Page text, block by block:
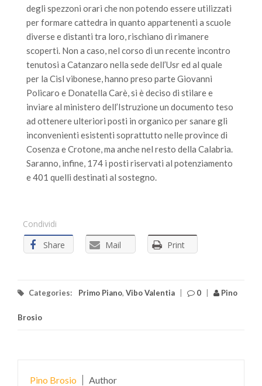
degli spezzoni orari che non potendo essere utilizzati
per formare cattedra in quanto appartenenti a scuole
diverse e distanti tra loro, rischiano di rimanere
scoperti. Non a caso, nel corso di un recente incontro
tenutosi a Catanzaro nella sede dell’Usr ed al quale
per la Cisl vibonese, hanno preso parte Giovanni
Policaro e Donatella Carè, si è deciso di stilare e
inviare al ministero dell’Istruzione un documento teso
ad ottenere ulteriori posti in organico per sanare gli
inconvenienti esistenti soprattutto nelle province di
Cosenza e Crotone, ma anche nel resto della Calabria.
Saranno, infine, 174 i posti riservati al potenziamento
e 401 quelli destinati al sostegno.
Condividi
Share
Mail Print
Categories: Primo Piano, Vibo Valentia 0 Pino
Brosio
Pino Brosio Author